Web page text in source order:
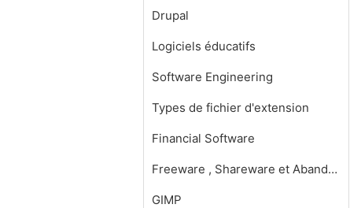
Drupal
Logiciels éducatifs
Software Engineering
Types de fichier d'extension
Financial Software
Freeware , Shareware et Abandonware
GIMP